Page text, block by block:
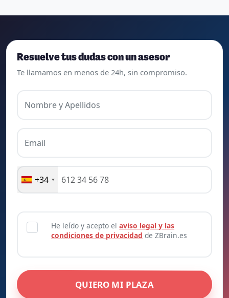
Resuelve tus dudas con un asesor
Te llamamos en menos de 24h, sin compromiso.
Nombre y Apellidos
Email
+34
He leído y acepto elaviso legal y las
condiciones de privacidad de ZBrain.es
QUIERO MI PLAZA